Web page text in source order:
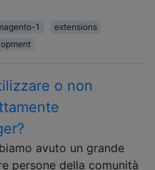
1
extensions
o non
avuto un grande
persone della comunità